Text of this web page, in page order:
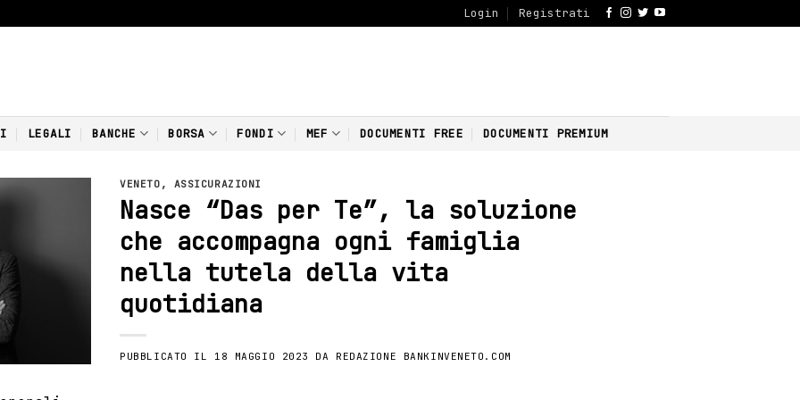
Login Registrati
LEGALI BANCHE BORSA FONDI MEF DOCUMENTI FREE DOCUMENTI PREMIUM
VENETO , ASSICURAZIONI
Nasce “Das per Te”, la soluzione
che accompagna ogni famiglia
nella tutela della vita
quotidiana
PUBBLICATO IL 18 MAGGIO 2023 DA REDAZIONE BANKINVENETO.COM